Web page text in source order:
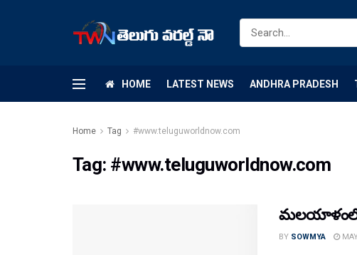
HOME LATEST NEWS ANDHRA PRADESH
Home Tag #www.teluguworldnow.com
Tag: #www.teluguworldnow.com
మలయాళంలో
BY SOWMYA